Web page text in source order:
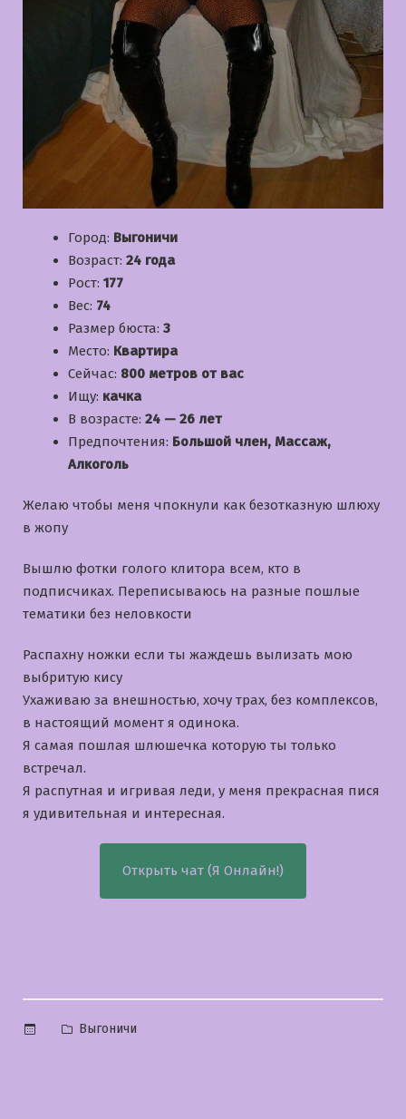
Город: Выгоничи
Возраст: 24 года
Рост: 177
Вес: 74
Размер бюста: 3
Место: Квартира
Сейчас: 800 метров от вас
Ищу: качка
В возрасте: 24 — 26 лет
Предпочтения: Большой член, Массаж,
Алкоголь
Желаю чтобы меня чпокнули как безотказную шлюху
в жопу
Вышлю фотки голого клитора всем, кто в
подписчиках. Переписываюсь на разные пошлые
тематики без неловкости
Распахну ножки если ты жаждешь вылизать мою
выбритую кису
Ухаживаю за внешностью, хочу трах, без комплексов,
в настоящий момент я одинока.
Я самая пошлая шлюшечка которую ты только
встречал.
Я распутная и игривая леди, у меня прекрасная пися
я удивительная и интересная.
Открыть чат (Я Онлайн!)
Опубликовано
Выгоничи